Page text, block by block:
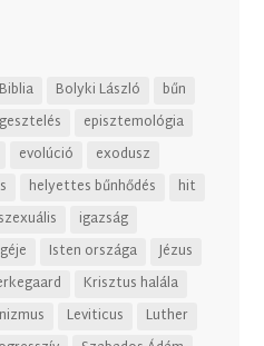
Biblia Bolyki László
bűn
episztemológia
evolúció
exodusz
helyettes bűnhődés
hit
igazság
Isten országa
Jézus
Krisztus halála
Leviticus
Luther